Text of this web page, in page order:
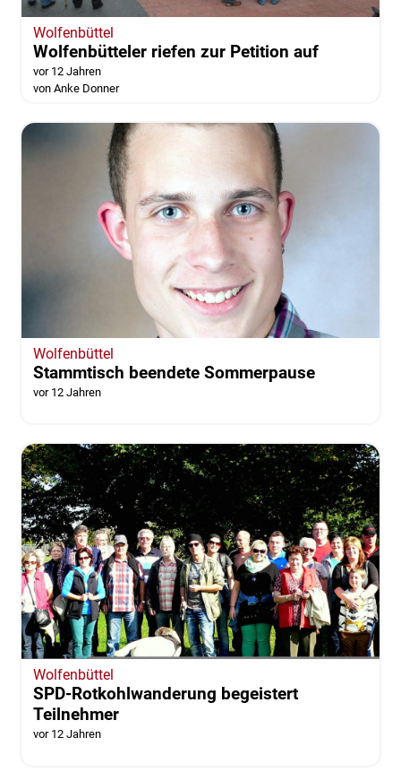
Wolfenbüttel
Wolfenbütteler riefen zur Petition auf
vor 12 Jahren
von Anke Donner
Wolfenbüttel
Stammtisch beendete Sommerpause
vor 12 Jahren
Wolfenbüttel
SPD-Rotkohlwanderung begeistert
Teilnehmer
vor 12 Jahren